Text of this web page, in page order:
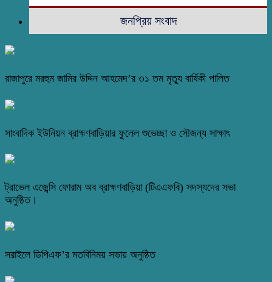
জনপ্রিয় সংবাদ
রাজাপুরে মরহুম জামির উদ্দিন আহমেদ’র ৩১ তম মৃত্যু বার্ষিকী পালিত
সাংবাদিক ইউনিয়ন ব্রাহ্মণবাড়িয়ার ফুলেল শুভেচ্ছা ও সৌজন্য সাক্ষাৎ
ট্রাভেল এজেন্সি ফোরাম অব ব্রাহ্মণবাড়িয়া (টিএএফবি) সদস্যদের সভা
অনুষ্ঠিত।
সরাইলে ডিপিএফ’র মতবিনিময় সভায় অনুষ্ঠিত